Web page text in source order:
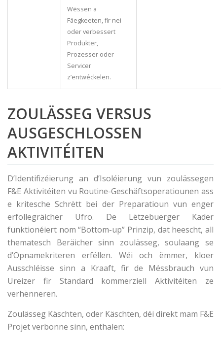
Wëssen a
Fäegkeeten, fir nei
oder verbessert
Produkter,
Prozesser oder
Servicer
z’entwéckelen.
ZOULÄSSEG VERSUS
AUSGESCHLOSSEN
AKTIVITÉITEN
D’Identifizéierung an d’Isoléierung vun zoulässegen
F&E Aktivitéiten vu Routine-Geschäftsoperatiounen ass
e kritesche Schrëtt bei der Preparatioun vun enger
erfollegräicher Ufro. De Lëtzebuerger Kader
funktionéiert nom “Bottom-up” Prinzip, dat heescht, all
thematesch Beräicher sinn zoulässeg, soulaang se
d’Opnamekriteren erfëllen. Wéi och ëmmer, kloer
Ausschléisse sinn a Kraaft, fir de Mëssbrauch vun
Ureizer fir Standard kommerziell Aktivitéiten ze
verhënneren.
Zoulässeg Käschten, oder Käschten, déi direkt mam F&E
Projet verbonne sinn, enthalen: